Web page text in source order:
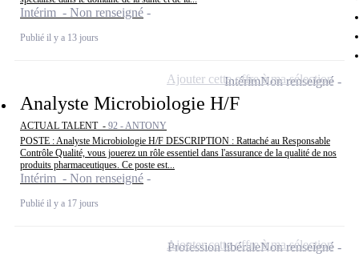
Intérim - Non renseigné
Publié il y a 13 jours
Analyste Microbiologie H/F
ACTUAL TALENT - 92 - ANTONY
POSTE : Analyste Microbiologie H/F DESCRIPTION : Rattaché au Responsable
Contrôle Qualité, vous jouerez un rôle essentiel dans l'assurance de la qualité de nos
produits pharmaceutiques. Ce poste est...
Intérim - Non renseigné
Publié il y a 17 jours
IntérimNon renseigné
Ajouter cette offre à ma sélection
Profession libéraleNon renseigné
Ajouter cette offre à ma sélection